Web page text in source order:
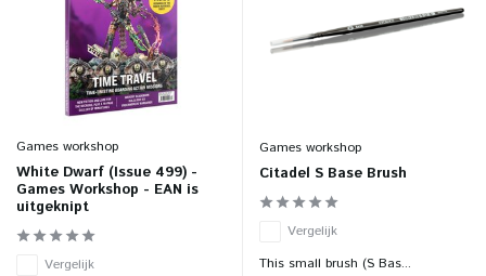
Games workshop
White Dwarf (Issue 499) -
Games Workshop - EAN is
uitgeknipt
Vergelijk
Games workshop
Citadel S Base Brush
Vergelijk
This small brush (S Bas...